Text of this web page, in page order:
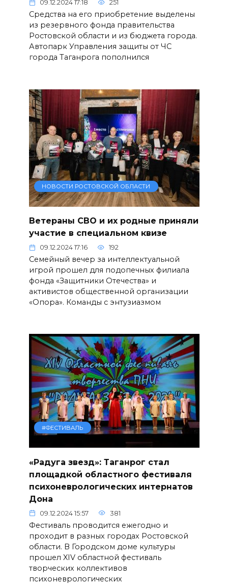
09.12.2024 17:18 251
Средства на его приобретение выделены
из резервного фонда правительства
Ростовской области и из бюджета города.
Автопарк Управления защиты от ЧС
города Таганрога пополнился
НОВОСТИ РОСТОВСКОЙ ОБЛАСТИ
Ветераны СВО и их родные приняли
участие в специальном квизе
09.12.2024 17:16 192
Семейный вечер за интеллектуальной
игрой прошел для подопечных филиала
фонда «Защитники Отечества» и
активистов общественной организации
«Опора». Команды с энтузиазмом
#ФЕСТИВАЛЬ
«Радуга звезд»: Таганрог стал
площадкой областного фестиваля
психоневрологических интернатов
Дона
09.12.2024 15:57 381
Фестиваль проводится ежегодно и
проходит в разных городах Ростовской
области. В Городском доме культуры
прошел XIV областной фестиваль
творческих коллективов
психоневрологических